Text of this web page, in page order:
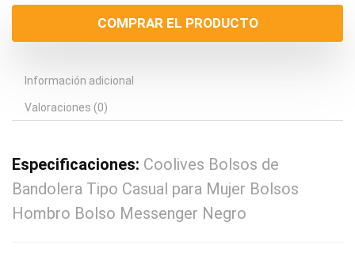
COMPRAR EL PRODUCTO
Información adicional
Valoraciones (0)
Especificaciones: Coolives Bolsos de
Bandolera Tipo Casual para Mujer Bolsos
Hombro Bolso Messenger Negro